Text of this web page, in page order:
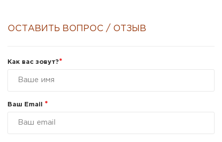
ОСТАВИТЬ ВОПРОС / ОТЗЫВ
Как вас зовут?*
Ваш Email *